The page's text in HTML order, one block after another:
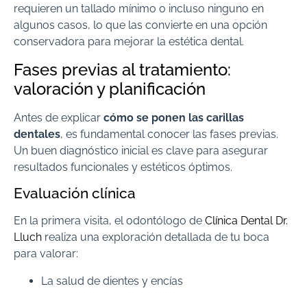
requieren un tallado mínimo o incluso ninguno en
algunos casos, lo que las convierte en una opción
conservadora para mejorar la estética dental.
Fases previas al tratamiento:
valoración y planificación
Antes de explicar cómo se ponen las carillas
dentales, es fundamental conocer las fases previas.
Un buen diagnóstico inicial es clave para asegurar
resultados funcionales y estéticos óptimos.
Evaluación clínica
En la primera visita, el odontólogo de Clínica Dental Dr.
Lluch realiza una exploración detallada de tu boca
para valorar:
La salud de dientes y encías